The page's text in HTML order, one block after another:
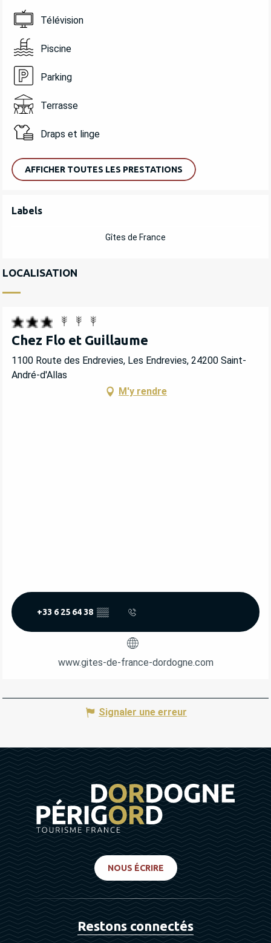
Télévision
Piscine
Parking
Terrasse
Draps et linge
AFFICHER TOUTES LES PRESTATIONS
OFFRES DE PRESTATIONS
Labels
Labels
Gîtes de France
LOCALISATION
Chez Flo et Guillaume
1100 Route des Endrevies, Les Endrevies, 24200 Saint-
André-d'Allas
M'y rendre
+33 6 25 64 38 ▒▒
www.gites-de-france-dordogne.com
Signaler une erreur
NOUS ÉCRIRE
Restons connectés